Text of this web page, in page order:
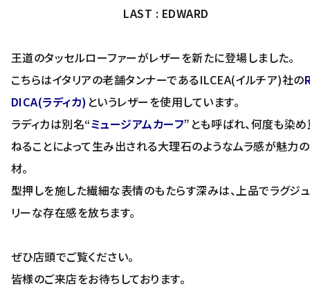
LAST : EDWARD
王道のタッセルローファーがレザーを新たに登場しました。
こちらはイタリアの老舗タンナーであるILCEA(イルチア)社の
DICA(ラディカ) というレザーを使用しています。
ラディカは別名“ミュージアムカーフ”とも呼ばれ、何度も染
ねることによって生み出される大理石のようなムラ感が魅力
材。
型押しを施した繊細な表情のもたらす深みは、上品でラグジ
リーな存在感を放ちます。
ぜひ店頭でご覧ください。
皆様のご来店をお待ちしております。